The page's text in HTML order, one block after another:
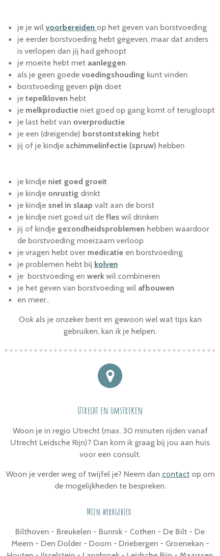
je je wil voorbereiden op het geven van borstvoeding
je eerder borstvoeding hebt gegeven, maar dat anders
is verlopen dan jij had gehoopt
je moeite hebt met aanleggen
als je geen goede voedingshouding kunt vinden
borstvoeding geven pijn doet
je tepelkloven hebt
je melkproductieniet goed op gang komt of terugloopt
je last hebt van overproductie
je een (dreigende) borstontsteking hebt
jij of je kindje schimmelinfectie (spruw) hebben
je kindje niet goed groeit
je kindje onrustig drinkt
je kindje snel in slaap valt aan de borst
je kindje niet goed uit de fles wil drinken
jij of kindje gezondheidsproblemen hebben waardoor
de borstvoeding moeizaam verloop
je vragen hebt over medicatieen borstvoeding
je problemen hebt bij kolven
je borstvoeding en werkwil combineren
je het geven van borstvoeding wil afbouwen
en meer..
Ook als je onzeker bent en gewoon wel wat tips kan
gebruiken, kan ik je helpen.
Utrecht en omstreken
Woon je in regio Utrecht (max. 30 minuten rijden vanaf
Utrecht Leidsche Rijn)? Dan kom ik graag bij jou aan huis
voor een consult.
Woon je verder weg of twijfel je? Neem dan contactop om
de mogelijkheden te bespreken.
Mijn werkgebied:
Bilthoven - Breukelen - Bunnik - Cothen - De Bilt - De
Meern - Den Dolder - Doorn - Driebergen - Groenekan -